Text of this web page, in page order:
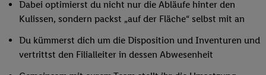
Dabei optimierst du nicht nur die Abläufe hinter den
Kulissen, sondern packst „auf der Fläche“ selbst mit an
Du kümmerst dich um die Disposition und Inventuren und
vertrittst den Filialleiter in dessen Abwesenheit